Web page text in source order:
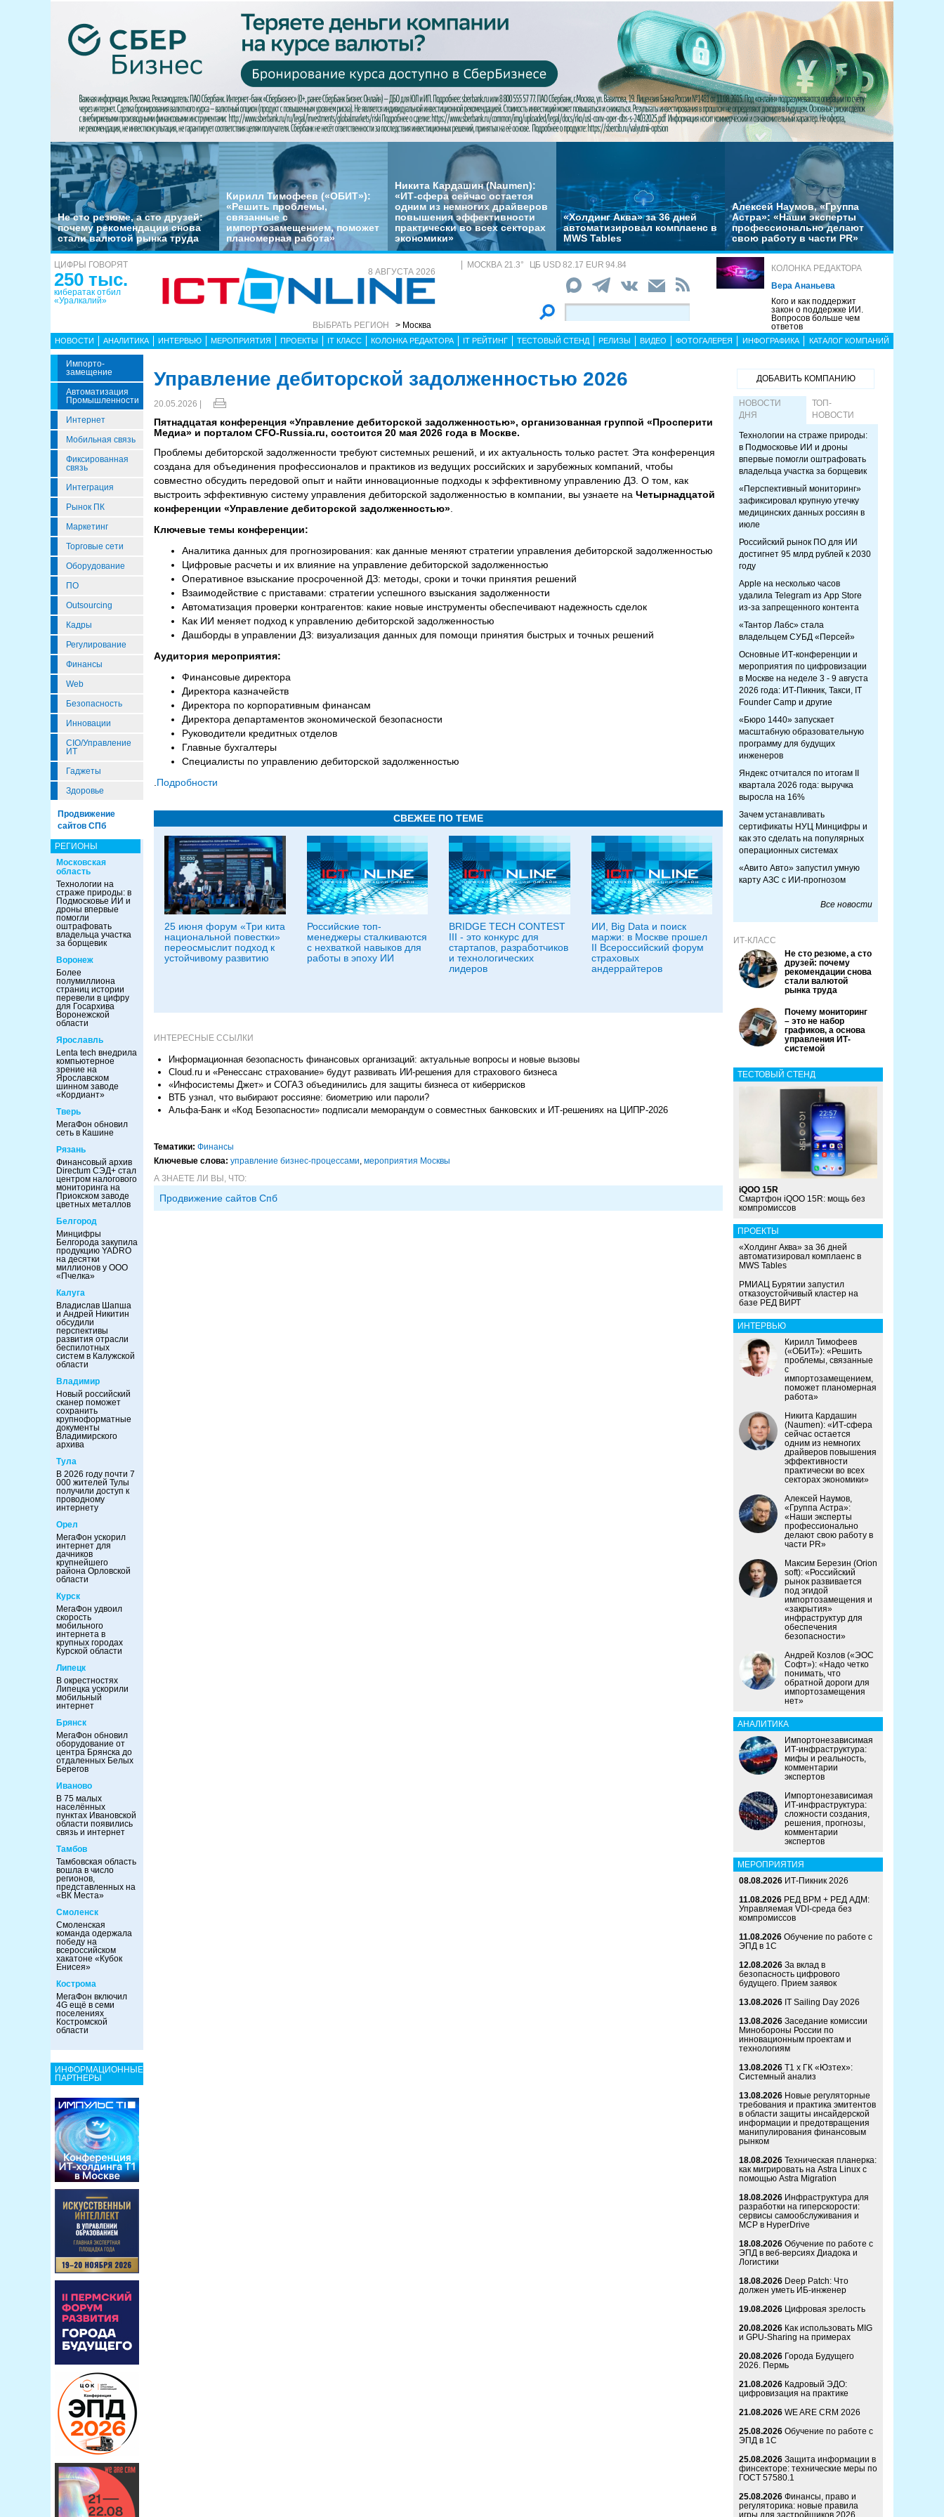
Не сто резюме, а сто друзей:
почему рекомендации снова
стали валютой рынка труда
Кирилл Тимофеев («ОБИТ»):
«Решить проблемы,
связанные с
импортозамещением, поможет
планомерная работа»
Никита Кардашин (Naumen):
«ИТ-сфера сейчас остается
одним из немногих драйверов
повышения эффективности
практически во всех секторах
экономики»
«Холдинг Аква» за 36 дней
автоматизировал комплаенс в
MWS Tables
Алексей Наумов, «Группа
Астра»: «Наши эксперты
профессионально делают
свою работу в части PR»
ЦИФРЫ ГОВОРЯТ
250 тыс.
кибератак отбил
«Уралкалий»
8 АВГУСТА 2026
ВЫБРАТЬ РЕГИОН > Москва
МОСКВА 21.3° ЦБ USD 82.17 EUR 94.84
КОЛОНКА РЕДАКТОРА
Вера Ананьева
Кого и как поддержит
закон о поддержке ИИ.
Вопросов больше чем
ответов
НОВОСТИ АНАЛИТИКА ИНТЕРВЬЮ МЕРОПРИЯТИЯ ПРОЕКТЫ IT КЛАСС КОЛОНКА РЕДАКТОРА IT РЕЙТИНГ ТЕСТОВЫЙ СТЕНД РЕЛИЗЫ ВИДЕО ФОТОГАЛЕРЕЯ ИНФОГРАФИКА КАТАЛОГ КОМПАНИЙ
Импорто­
Замещение
Автоматизация
Промышленности
Интернет
Мобильная связь
Фиксированная
связь
Интеграция
Рынок ПК
Маркетинг
Торговые сети
Оборудование
ПО
Outsourcing
Кадры
Регулирование
Финансы
Web
Безопасность
Инновации
CIO/Управление
ИТ
Гаджеты
Здоровье
Продвижение
сайтов СПб
РЕГИОНЫ
Московская
область
Технологии на
страже природы: в
Подмосковье ИИ и
дроны впервые
помогли
оштрафовать
владельца участка
за борщевик
Воронеж
Более
полумиллиона
страниц истории
перевели в цифру
для Госархива
Воронежской
области
Ярославль
Lenta tech внедрила
компьютерное
зрение на
Ярославском
шинном заводе
«Кордиант»
Тверь
МегаФон обновил
сеть в Кашине
Рязань
Финансовый архив
Directum СЭД+ стал
центром налогового
мониторинга на
Приокском заводе
цветных металлов
Белгород
Минцифры
Белгорода закупила
продукцию YADRO
на десятки
миллионов у ООО
«Пчелка»
Калуга
Владислав Шапша
и Андрей Никитин
обсудили
перспективы
развития отрасли
беспилотных
систем в Калужской
области
Владимир
Новый российский
сканер поможет
сохранить
крупноформатные
документы
Владимирского
архива
Тула
В 2026 году почти 7
000 жителей Тулы
получили доступ к
проводному
интернету
Орел
МегаФон ускорил
интернет для
дачников
крупнейшего
района Орловской
области
Курск
МегаФон удвоил
скорость
мобильного
интернета в
крупных городах
Курской области
Липецк
В окрестностях
Липецка ускорили
мобильный
интернет
Брянск
МегаФон обновил
оборудование от
центра Брянска до
отдаленных Белых
Берегов
Иваново
В 75 малых
населённых
пунктах Ивановской
области появились
связь и интернет
Тамбов
Тамбовская область
вошла в число
регионов,
представленных на
«ВК Места»
Смоленск
Смоленская
команда одержала
победу на
всероссийском
хакатоне «Кубок
Енисея»
Кострома
МегаФон включил
4G ещё в семи
поселениях
Костромской
области
ИНФОРМАЦИОННЫЕ
ПАРТНЕРЫ
Управление дебиторской задолженностью 2026
20.05.2026 |
Пятнадцатая конференция «Управление дебиторской задолженностью», организованная группой «Просперити
Медиа» и порталом CFO-Russia.ru, состоится 20 мая 2026 года в Москве.
Проблемы дебиторской задолженности требуют системных решений, и их актуальность только растет. Эта конференция
создана для объединения профессионалов и практиков из ведущих российских и зарубежных компаний, чтобы
совместно обсудить передовой опыт и найти инновационные подходы к эффективному управлению ДЗ. О том, как
выстроить эффективную систему управления дебиторской задолженностью в компании, вы узнаете на Четырнадцатой
конференции «Управление дебиторской задолженностью»
Ключевые темы конференции:
Аналитика данных для прогнозирования: как данные меняют стратегии управления дебиторской задолженностью
Цифровые расчеты и их влияние на управление дебиторской задолженностью
Оперативное взыскание просроченной ДЗ: методы, сроки и точки принятия решений
Взаимодействие с приставами: стратегии успешного взыскания задолженности
Автоматизация проверки контрагентов: какие новые инструменты обеспечивают надежность сделок
Как ИИ меняет подход к управлению дебиторской задолженностью
Дашборды в управлении ДЗ: визуализация данных для помощи принятия быстрых и точных решений
Аудитория мероприятия:
Финансовые директора
Директора казначейств
Директора по корпоративным финансам
Директора департаментов экономической безопасности
Руководители кредитных отделов
Главные бухгалтеры
Специалисты по управлению дебиторской задолженностью
Подробности
СВЕЖЕЕ ПО ТЕМЕ
25 июня форум «Три кита
национальной повестки»
переосмыслит подход к
устойчивому развитию
Российские топ-
менеджеры сталкиваются
с нехваткой навыков для
работы в эпоху ИИ
BRIDGE TECH CONTEST
III - это конкурс для
стартапов, разработчиков
и технологических
лидеров
ИИ, Big Data и поиск
маржи: в Москве прошел
II Всероссийский форум
страховых
андеррайтеров
ИНТЕРЕСНЫЕ ССЫЛКИ
Информационная безопасность финансовых организаций: актуальные вопросы и новые вызовы
Cloud.ru и «Ренессанс страхование» будут развивать ИИ-решения для страхового бизнеса
«Инфосистемы Джет» и СОГАЗ объединились для защиты бизнеса от киберрисков
ВТБ узнал, что выбирают россияне: биометрию или пароли?
Альфа-Банк и «Код Безопасности» подписали меморандум о совместных банковских и ИТ-решениях на ЦИПР-2026
Тематики: Финансы
Ключевые слова: управление бизнес-процессами, мероприятия Москвы
А ЗНАЕТЕ ЛИ ВЫ, ЧТО:
Продвижение сайтов Спб
ДОБАВИТЬ КОМПАНИЮ
НОВОСТИ
ДНЯ
ТОП-
НОВОСТИ
Технологии на страже природы:
в Подмосковье ИИ и дроны
впервые помогли оштрафовать
владельца участка за борщевик
«Перспективный мониторинг»
зафиксировал крупную утечку
медицинских данных россиян в
июле
Российский рынок ПО для ИИ
достигнет 95 млрд рублей к 2030
году
Apple на несколько часов
удалила Telegram из App Store
из-за запрещенного контента
«Тантор Лабс» стала
владельцем СУБД «Персей»
Основные ИТ-конференции и
мероприятия по цифровизации
в Москве на неделе 3 - 9 августа
2026 года: ИТ-Пикник, Такси, IT
Founder Camp и другие
«Бюро 1440» запускает
масштабную образовательную
программу для будущих
инженеров
Яндекс отчитался по итогам II
квартала 2026 года: выручка
выросла на 16%
Зачем устанавливать
сертификаты НУЦ Минцифры и
как это сделать на популярных
операционных системах
«Авито Авто» запустил умную
карту АЗС с ИИ-прогнозом
Все новости
ИТ-КЛАСС
Не сто резюме, а сто
друзей: почему
рекомендации снова
стали валютой
рынка труда
Почему мониторинг
– это не набор
графиков, а основа
управления ИТ-
системой
ТЕСТОВЫЙ СТЕНД
iQOO 15R
Смартфон iQOO 15R: мощь без
компромиссов
ПРОЕКТЫ
«Холдинг Аква» за 36 дней
автоматизировал комплаенс в
MWS Tables
РМИАЦ Бурятии запустил
отказоустойчивый кластер на
базе РЕД ВИРТ
ИНТЕРВЬЮ
Кирилл Тимофеев
(«ОБИТ»): «Решить
проблемы, связанные
с
импортозамещением,
поможет планомерная
работа»
Никита Кардашин
(Naumen): «ИТ-сфера
сейчас остается
одним из немногих
драйверов повышения
эффективности
практически во всех
секторах экономики»
Алексей Наумов,
«Группа Астра»:
«Наши эксперты
профессионально
делают свою работу в
части PR»
Максим Березин (Orion
soft): «Российский
рынок развивается
под эгидой
импортозамещения и
«закрытия»
инфраструктур для
обеспечения
безопасности»
Андрей Козлов («ЭОС
Софт»): «Надо четко
понимать, что
обратной дороги для
импортозамещения
нет»
АНАЛИТИКА
Импортонезависимая
ИТ-инфраструктура:
мифы и реальность,
комментарии
экспертов
Импортонезависимая
ИТ-инфраструктура:
сложности создания,
решения, прогнозы,
комментарии
экспертов
МЕРОПРИЯТИЯ
08.08.2026 ИТ-Пикник 2026
11.08.2026 РЕД ВРМ + РЕД АДМ:
Управляемая VDI-среда без
компромиссов
11.08.2026 Обучение по работе с
ЭПД в 1С
12.08.2026 За вклад в
безопасность цифрового
будущего. Прием заявок
13.08.2026 IT Sailing Day 2026
13.08.2026 Заседание комиссии
Минобороны России по
инновационным проектам и
технологиям
13.08.2026 Т1 x ГК «Юзтех»:
Системный анализ
13.08.2026 Новые регуляторные
требования и практика эмитентов
в области защиты инсайдерской
информации и предотвращения
манипулирования финансовым
рынком
18.08.2026 Техническая планерка:
как мигрировать на Astra Linux с
помощью Astra Migration
18.08.2026 Инфраструктура для
разработки на гиперскорости:
сервисы самообслуживания и
MCP в HyperDrive
18.08.2026 Обучение по работе с
ЭПД в веб-версиях Диадока и
Логистики
18.08.2026 Deep Patch: Что
должен уметь ИБ-инженер
19.08.2026 Цифровая зрелость
20.08.2026 Как использовать MIG
и GPU-Sharing на примерах
20.08.2026 Города Будущего
2026. Пермь
21.08.2026 Кадровый ЭДО:
цифровизация на практике
21.08.2026 WE ARE CRM 2026
25.08.2026 Обучение по работе с
ЭПД в 1С
25.08.2026 Защита информации в
финсекторе: технические меры по
ГОСТ 57580.1
25.08.2026 Финансы, право и
регуляторика: новые правила